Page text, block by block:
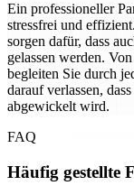
Ein professioneller
stressfrei und
sorgen dafür, dass
gelassen werden.
begleiten Sie durch
darauf verlassen,
abgewickelt wird.
FAQ
Häufig gestellte